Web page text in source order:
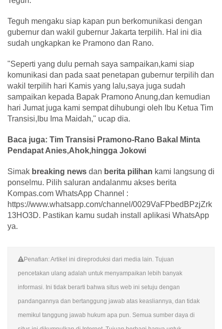
Teguh mengaku siap kapan pun berkomunikasi dengan
gubernur dan wakil gubernur Jakarta terpilih. Hal ini dia
sudah ungkapkan ke Pramono dan Rano.
"Seperti yang dulu pernah saya sampaikan,kami siap
komunikasi dan pada saat penetapan gubernur terpilih dan
wakil terpilih hari Kamis yang lalu,saya juga sudah
sampaikan kepada Bapak Pramono Anung,dan kemudian
hari Jumat juga kami sempat dihubungi oleh Ibu Ketua Tim
Transisi,Ibu Ima Maidah," ucap dia.
Baca juga: Tim Transisi Pramono-Rano Bakal Minta
Pendapat Anies,Ahok,hingga Jokowi
Simak breaking news dan berita pilihan kami langsung di
ponselmu. Pilih saluran andalanmu akses berita
Kompas.com WhatsApp Channel :
https://www.whatsapp.com/channel/0029VaFPbedBPzjZrk
13HO3D. Pastikan kamu sudah install aplikasi WhatsApp
ya.
Penafian: Artikel ini direproduksi dari media lain. Tujuan
pencetakan ulang adalah untuk menyampaikan lebih banyak
informasi. Ini tidak berarti bahwa situs web ini setuju dengan
pandangannya dan bertanggung jawab atas keasliannya, dan tidak
memikul tanggung jawab hukum apa pun. Semua sumber daya di